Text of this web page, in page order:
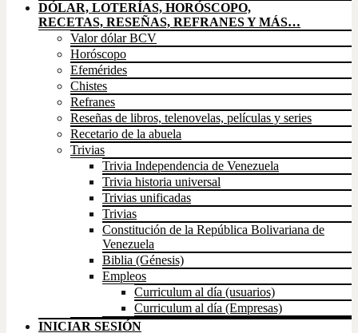
DÓLAR, LOTERÍAS, HORÓSCOPO,
RECETAS, RESEÑAS, REFRANES Y MÁS…
Valor dólar BCV
Horóscopo
Efemérides
Chistes
Refranes
Reseñas de libros, telenovelas, películas y series
Recetario de la abuela
Trivias
Trivia Independencia de Venezuela
Trivia historia universal
Trivias unificadas
Trivias
Constitución de la República Bolivariana de
Venezuela
Biblia (Génesis)
Empleos
Curriculum al día (usuarios)
Curriculum al día (Empresas)
INICIAR SESIÓN